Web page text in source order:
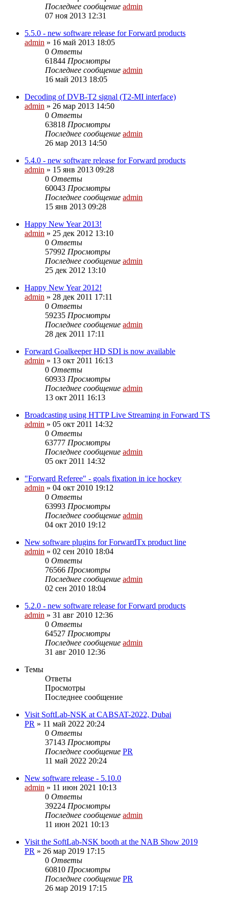
Последнее сообщение admin
07 ноя 2013 12:31
5.5.0 - new software release for Forward products
admin » 16 май 2013 18:05
0 Ответы
61844 Просмотры
Последнее сообщение admin
16 май 2013 18:05
Decoding of DVB-T2 signal (T2-MI interface)
admin » 26 мар 2013 14:50
0 Ответы
63818 Просмотры
Последнее сообщение admin
26 мар 2013 14:50
5.4.0 - new software release for Forward products
admin » 15 янв 2013 09:28
0 Ответы
60043 Просмотры
Последнее сообщение admin
15 янв 2013 09:28
Happy New Year 2013!
admin » 25 дек 2012 13:10
0 Ответы
57992 Просмотры
Последнее сообщение admin
25 дек 2012 13:10
Happy New Year 2012!
admin » 28 дек 2011 17:11
0 Ответы
59235 Просмотры
Последнее сообщение admin
28 дек 2011 17:11
Forward Goalkeeper HD SDI is now available
admin » 13 окт 2011 16:13
0 Ответы
60933 Просмотры
Последнее сообщение admin
13 окт 2011 16:13
Broadcasting using HTTP Live Streaming in Forward TS
admin » 05 окт 2011 14:32
0 Ответы
63777 Просмотры
Последнее сообщение admin
05 окт 2011 14:32
"Forward Referee" - goals fixation in ice hockey
admin » 04 окт 2010 19:12
0 Ответы
63993 Просмотры
Последнее сообщение admin
04 окт 2010 19:12
New software plugins for ForwardTx product line
admin » 02 сен 2010 18:04
0 Ответы
76566 Просмотры
Последнее сообщение admin
02 сен 2010 18:04
5.2.0 - new software release for Forward products
admin » 31 авг 2010 12:36
0 Ответы
64527 Просмотры
Последнее сообщение admin
31 авг 2010 12:36
Темы
Ответы
Просмотры
Последнее сообщение
Visit SoftLab-NSK at CABSAT-2022, Dubai
PR » 11 май 2022 20:24
0 Ответы
37143 Просмотры
Последнее сообщение PR
11 май 2022 20:24
New software release - 5.10.0
admin » 11 июн 2021 10:13
0 Ответы
39224 Просмотры
Последнее сообщение admin
11 июн 2021 10:13
Visit the SoftLab-NSK booth at the NAB Show 2019
PR » 26 мар 2019 17:15
0 Ответы
60810 Просмотры
Последнее сообщение PR
26 мар 2019 17:15